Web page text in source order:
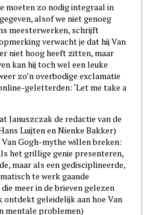
moeten zo nodig integraal in
alsof we niet genoeg
meesterwerken, schrijft
verwacht je dat hij Van
niet hoog heeft zitten, maar
kan hij toch wel een leuke
zo’n overbodige exclamatie
geletterden: ‘Let me take a
Januszczak de redactie van de
Luijten en Nienke Bakker)
Gogh-mythe willen breken:
het grillige genie presenteren,
maar als een gedisciplineerde,
te werk gaande
meer in de brieven gelezen
ontdekt geleidelijk aan hoe Van
mentale problemen)